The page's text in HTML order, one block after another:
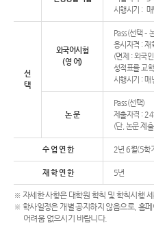
시행시기 :
선
택
외국어시험
(영 어)
Pass(선택 –
응시자격 : 재
(면제 : 외국
성적표를 교
시행시기 :
논 문
Pass(선택)
제출자격 :
(단, 논문 제
수 업 연 한 2년 6월(5학
재 학 연 한 5년
※ 자세한 사항은 대학원 학칙 및 학칙시행
※ 학사일정은 개별 공지하지 않음으로, 홈
어려움 없으시기 바랍니다.